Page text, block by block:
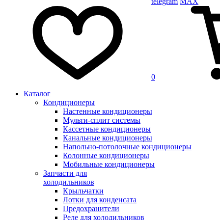
0
Каталог
Кондиционеры
Настенные кондиционеры
Мульти-сплит системы
Кассетные кондиционеры
Канальные кондиционеры
Напольно-потолочные кондиционеры
Колонные кондиционеры
Мобильные кондиционеры
Запчасти для
холодильников
Крыльчатки
Лотки для конденсата
Предохранители
Реле для холодильников